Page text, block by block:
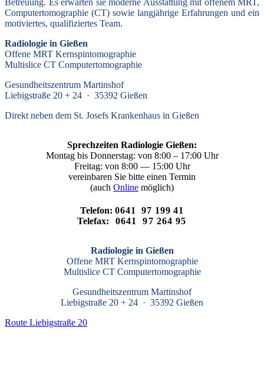
Betreu­ung. Es erwar­ten sie moder­ne Aus­stat­tung mit offe­nem MRT,
Com­pu­ter­to­mo­gra­phie (CT) sowie lang­jäh­ri­ge Er­fahrungen und ein
moti­vier­tes, qua­li­fi­zier­tes Team.
Radio­lo­gie in Gie­ßen
Offe­ne MRT Kern­spin­to­mo­gra­phie
Multis­li­ce CT Com­pu­ter­to­mo­gra­phie
Gesund­heits­zen­trum Mar­tins­hof
Lie­big­stra­ße 20 + 24 · 35392 Gie­ßen
Direkt neben dem St. Josefs Kran­ken­haus in Gie­ßen
Sprech­zei­ten Radio­lo­gie Gie­ßen:
Mon­tag bis Don­ners­tag: von 8:00 – 17:00 Uhr
Frei­tag: von 8:00 — 15:00 Uhr
ver­ein­ba­ren Sie bit­te einen Ter­min
(auch Online mög­lich)
Telefon: 0641 97 199 41
Telefax: 0641 97 264 95
Radio­lo­gie in Gie­ßen
Offe­ne MRT Kern­spin­to­mo­gra­phie
Multis­li­ce CT Com­pu­ter­to­mo­gra­phie
Gesund­heits­zen­trum Mar­tins­hof
Lie­big­stra­ße 20 + 24 · 35392 Gie­ßen
Route Liebigstraße 20